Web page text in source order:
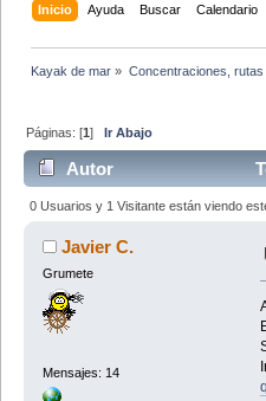
Inicio Ayuda Buscar Calendario
Kayak de mar » Concentraciones,
Páginas: [1]Ir Abajo
Autor
0 Usuarios y 1 Visitante están viendo
Javier C.
Grumete
Mensajes: 14